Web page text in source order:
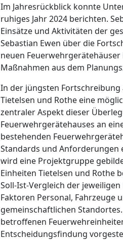
Im Jahresrückblick konnte
ruhiges Jahr 2024 berichten.
Einsätze und Aktivitäten der
Sebastian Ewen über die
neuen
Maßnahmen aus dem
In der jüngsten
Tietelsen und Rothe eine
zentraler Aspekt dieser
Feuerwehrgerätehauses an
bestehenden
Standards und Anforderungen
wird eine Projektgruppe
Einheiten Tietelsen und Rothe
Soll-Ist-Vergleich der
Faktoren Personal, Fahrzeuge
gemeinschaftlichen
betroffenen
Entscheidungsfindung